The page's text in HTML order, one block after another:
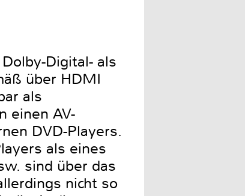
Digital- als
über HDMI
als
einen AV-
DVD-Players.
als eines
sind über das
nicht so